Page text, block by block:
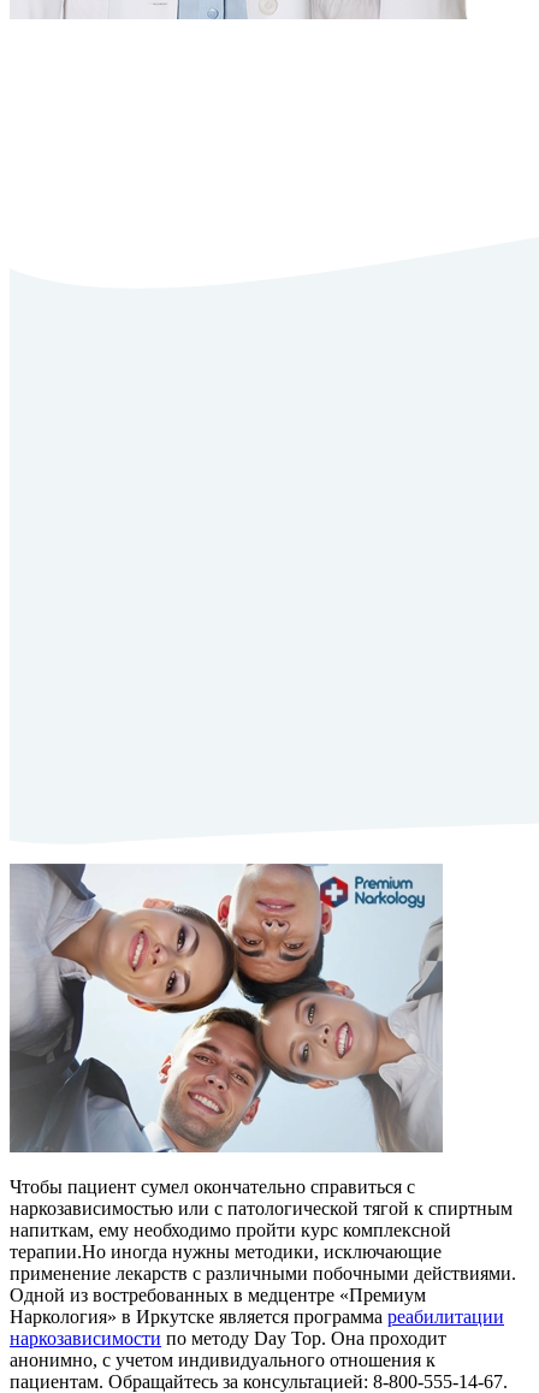
Чтобы пациент сумел окончательно справиться c
наркозависимостью или с патологической тягой к спиртным
напиткам, ему необходимо пройти курс комплексной
терапии.Но иногда нужны методики, исключающие
применение лекарств с различными побочными действиями.
Одной из востребованных в медцентре «Премиум
Наркология» в Иркутске является программа реабилитации
наркозависимости по методу Day Top. Она проходит
анонимно, с учетом индивидуального отношения к
пациентам. Обращайтесь за консультацией: 8-800-555-14-67.